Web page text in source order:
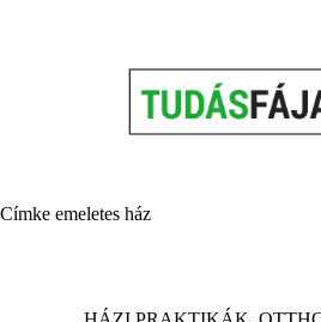
Címke emeletes ház